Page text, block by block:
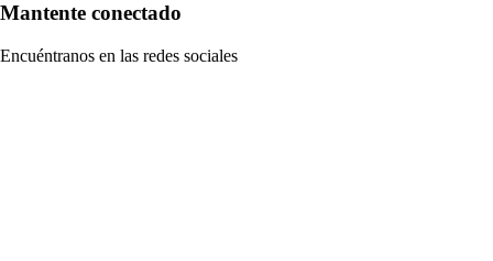
Mantente conectado
Encuéntranos en las redes sociales